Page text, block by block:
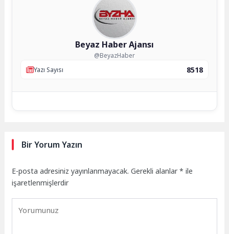
Beyaz Haber Ajansı
@BeyazHaber
Yazı Sayısı
8518
Bir Yorum Yazın
E-posta adresiniz yayınlanmayacak. Gerekli alanlar* ile
işaretlenmişlerdir